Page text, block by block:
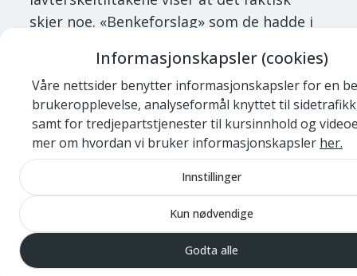
skjer noe. «Benkeforslag» som de hadde i
involvering som bygger tillit.
Tysvær kommune fikk med «benkeforslag»
inn over 50 forslag til hvor kommunen
skulle sette opp nye benker.
Morgendagens eldre
Rafoss påpeker at medvirkning kan gi
innsikt som overlever både endringer i
Informasjonskapsler (cookies)
Våre nettsider benytter informasjonskapsler for en
brukeropplevelse, analyseformål knyttet til
samt for tredjepartstjenester til kursinnhold og
mer om hvordan vi bruker informasjonskapsler her.
Innstillinger
Kun nødvendige
Godta alle